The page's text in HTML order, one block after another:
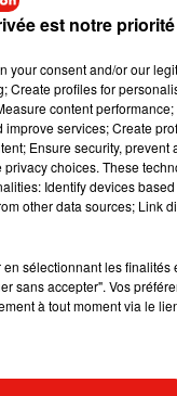
est notre priorité
your consent and/or our
Create profiles for
content
services; Create
Ensure security, prevent
choices. These
Identify devices
other data sources; Link
sélectionnant les
sans accepter". Vos
à tout moment via le